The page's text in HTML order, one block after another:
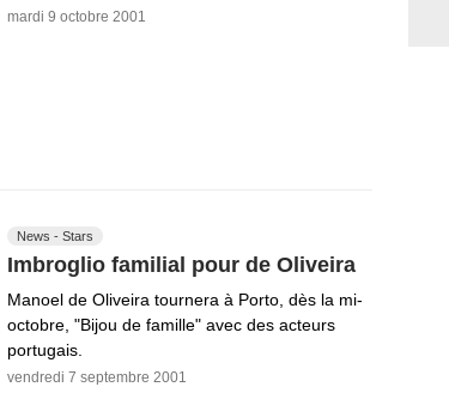
mardi 9 octobre 2001
News - Stars
Imbroglio familial pour de Oliveira
Manoel de Oliveira tournera à Porto, dès la mi-
octobre, "Bijou de famille" avec des acteurs
portugais.
vendredi 7 septembre 2001